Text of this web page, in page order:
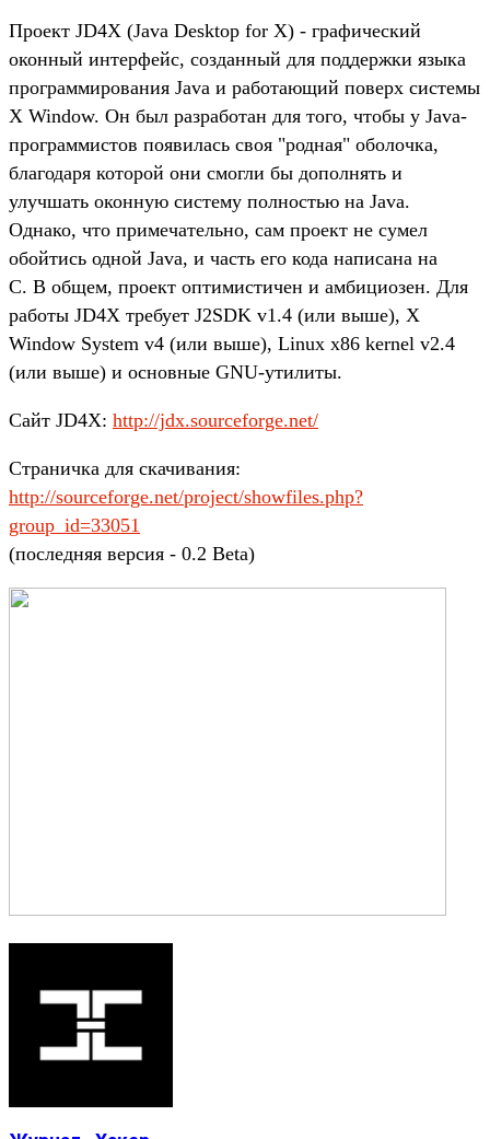
Проект JD4X (Java Desktop for X) - графический
оконный интерфейс, созданный для поддержки языка
программирования Java и работающий поверх системы
X Window. Он был разработан для того, чтобы у Java-
программистов появилась своя "родная" оболочка,
благодаря которой они смогли бы дополнять и
улучшать оконную систему полностью на Java.
Однако, что примечательно, сам проект не сумел
обойтись одной Java, и часть его кода написана на
C. В общем, проект оптимистичен и амбициозен. Для
работы JD4X требует J2SDK v1.4 (или выше), X
Window System v4 (или выше), Linux x86 kernel v2.4
(или выше) и основные GNU-утилиты.
Сайт JD4X: http://jdx.sourceforge.net/
Страничка для скачивания:
http://sourceforge.net/project/showfiles.php?
group_id=33051
(последняя версия - 0.2 Beta)